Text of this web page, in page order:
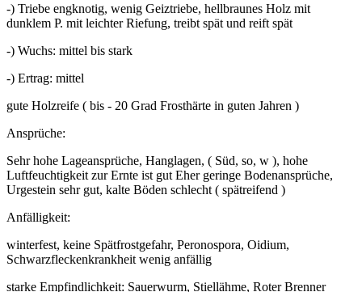
-) Triebe engknotig, wenig Geiztriebe, hellbraunes Holz mit
dunklem P. mit leichter Riefung, treibt spät und reift spät
-) Wuchs: mittel bis stark
-) Ertrag: mittel
gute Holzreife ( bis - 20 Grad Frosthärte in guten Jahren )
Ansprüche:
Sehr hohe Lageansprüche, Hanglagen, ( Süd, so, w ), hohe
Luftfeuchtigkeit zur Ernte ist gut Eher geringe Bodenansprüche,
Urgestein sehr gut, kalte Böden schlecht ( spätreifend )
Anfälligkeit:
winterfest, keine Spätfrostgefahr, Peronospora, Oidium,
Schwarzfleckenkrankheit wenig anfällig
starke Empfindlichkeit: Sauerwurm, Stiellähme, Roter Brenner